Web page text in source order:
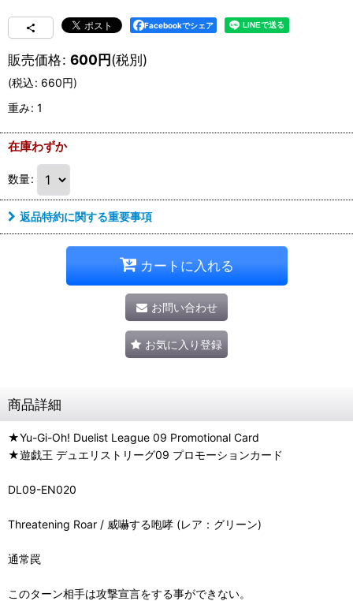
Facebookでシェア
販売価格: 600円(税別)
(税込: 660円)
重み: 1
在庫わずか
数量:
返品特約に関する重要事項
カートに入れる
お問い合わせ
お気に入り登録
商品詳細
★Yu-Gi-Oh! Duelist League 09 Promotional Card
★遊戯王 デュエリストリーグ09 プロモーションカード
DL09-EN020
Threatening Roar / 威嚇する咆哮 (レア：グリーン)
通常罠
このターン相手は攻撃宣言をする事ができない。